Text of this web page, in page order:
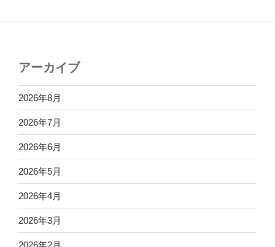
アーカイブ
2026年8月
2026年7月
2026年6月
2026年5月
2026年4月
2026年3月
2026年2月